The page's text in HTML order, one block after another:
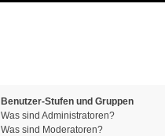
Benutzer-Stufen und Gruppen
Was sind Administratoren?
Was sind Moderatoren?